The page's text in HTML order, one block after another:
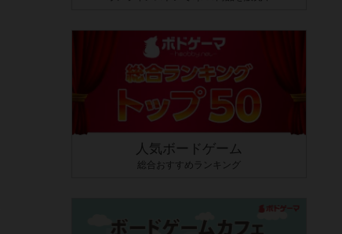
人気ボードゲーム
総合おすすめランキング